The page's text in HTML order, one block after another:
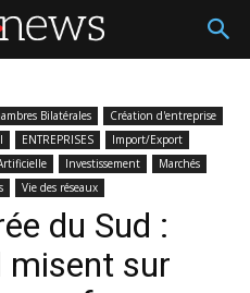
Bilatérales
Création d'entreprise
ENTREPRISES
Import/Export
Investissement
Marchés
Vie des réseaux
du Sud :
misent sur